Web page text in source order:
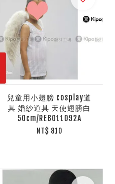
兒童用小翅膀 cosplay道
具 婚紗道具 天使翅膀白
50cm/REB011092A
NT$ 810